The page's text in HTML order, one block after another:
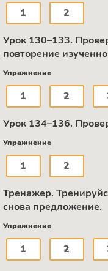
1 2
Урок 130–133.
повторение
Упражнение
1 2
Урок 134–136.
Упражнение
1 2
Тренажер.
снова предложение.
Упражнение
1 2